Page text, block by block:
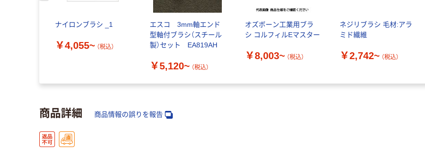
ナイロンブラシ _1
￥4,055~ （税込）
エスコ 3mm軸エンド
型軸付ブラシ（スチール
製）セット EA819AH
￥5,120~ （税込）
オズボーン工業用ブラ
シ コルフィルEマスター
￥8,003~ （税込）
ネジリブラシ 毛材:アラ
ミド繊維
￥2,742~ （税込）
商品詳細 商品情報の誤りを報告